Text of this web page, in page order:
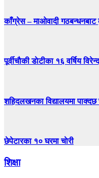
काँग्रेस – माओवादी
पूर्वीचाैकी डाेटीका १६ वर्षिय
शहिदलखनका विद्यालयमा
छेपेटारका १० घरमा चाेरी
शिक्षा